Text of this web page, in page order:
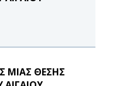
ΜΙΑΣ ΘΕΣΗΣ